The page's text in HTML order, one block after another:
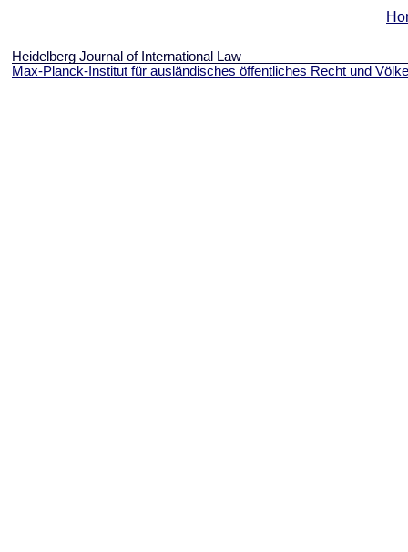
Heidelberg Journal of International Law
Max-Planck-Institut für ausländisches öffentliches Recht und